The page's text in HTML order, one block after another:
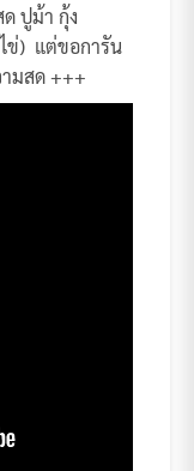
ปูม้า กุ้ง
ข่) แต่ขอการัน
มสด +++